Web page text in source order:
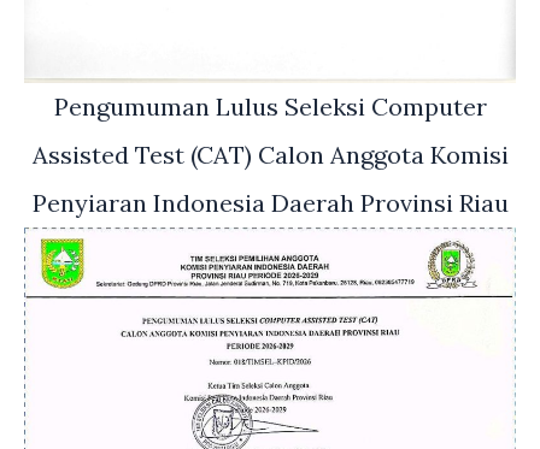
Pengumuman Lulus Seleksi Computer
Assisted Test (CAT) Calon Anggota Komisi
Penyiaran Indonesia Daerah Provinsi Riau